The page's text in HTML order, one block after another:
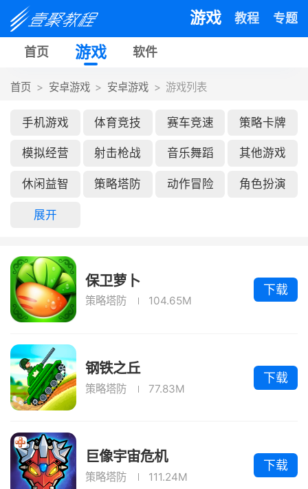
游戏 教程 专题
首页 游戏 软件
首页 安卓游戏 安卓游戏 游戏列表
手机游戏 体育竞技 赛车竞速 策略卡牌
模拟经营 射击枪战 音乐舞蹈 其他游戏
休闲益智 策略塔防 动作冒险 角色扮演
展开
保卫萝卜
策略塔防 104.65M
下载
钢铁之丘
策略塔防 77.83M
下载
巨像宇宙危机
策略塔防 111.24M
下载